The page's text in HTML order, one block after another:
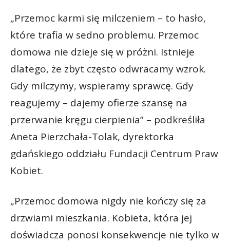
„Przemoc karmi się milczeniem – to hasło,
które trafia w sedno problemu. Przemoc
domowa nie dzieje się w próżni. Istnieje
dlatego, że zbyt często odwracamy wzrok.
Gdy milczymy, wspieramy sprawcę. Gdy
reagujemy – dajemy ofierze szansę na
przerwanie kręgu cierpienia” – podkreśliła
Aneta Pierzchała-Tolak, dyrektorka
gdańskiego oddziału Fundacji Centrum Praw
Kobiet.
„Przemoc domowa nigdy nie kończy się za
drzwiami mieszkania. Kobieta, która jej
doświadcza ponosi konsekwencje nie tylko w